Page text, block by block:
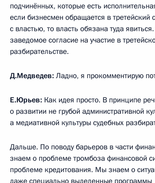
подчинённых, которые есть
если бизнесмен обращается в третейский
с властью, то власть обязана туда
заведомое согласие на участие в
разбирательстве.
Д.Медведев: Ладно, я прокомментирую
Е.Юрьев: Как идея просто. В принципе
о развитии не грубой административной
а медиативной культуры судебных
Дальше. По поводу барьеров в части
знаем о проблеме тромбоза финансовой
проблеме кредитования. Мы знаем о
даже специально выделенные программы